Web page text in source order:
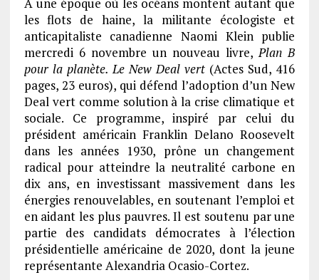
A une époque où les océans montent autant que
les flots de haine, la militante écologiste et
anticapitaliste canadienne Naomi Klein publie
mercredi 6 novembre un nouveau livre,Plan B
pour la planète. Le New Deal vert (Actes Sud, 416
pages, 23 euros), qui défend l’adoption d’un New
Deal vert comme solution à la crise climatique et
sociale. Ce programme, inspiré par celui du
président américain Franklin Delano Roosevelt
dans les années 1930, prône un changement
radical pour atteindre la neutralité carbone en
dix ans, en investissant massivement dans les
énergies renouvelables, en soutenant l’emploi et
en aidant les plus pauvres. Il est soutenu par une
partie des candidats démocrates à l’élection
présidentielle américaine de 2020, dont la jeune
représentante Alexandria Ocasio-Cortez.